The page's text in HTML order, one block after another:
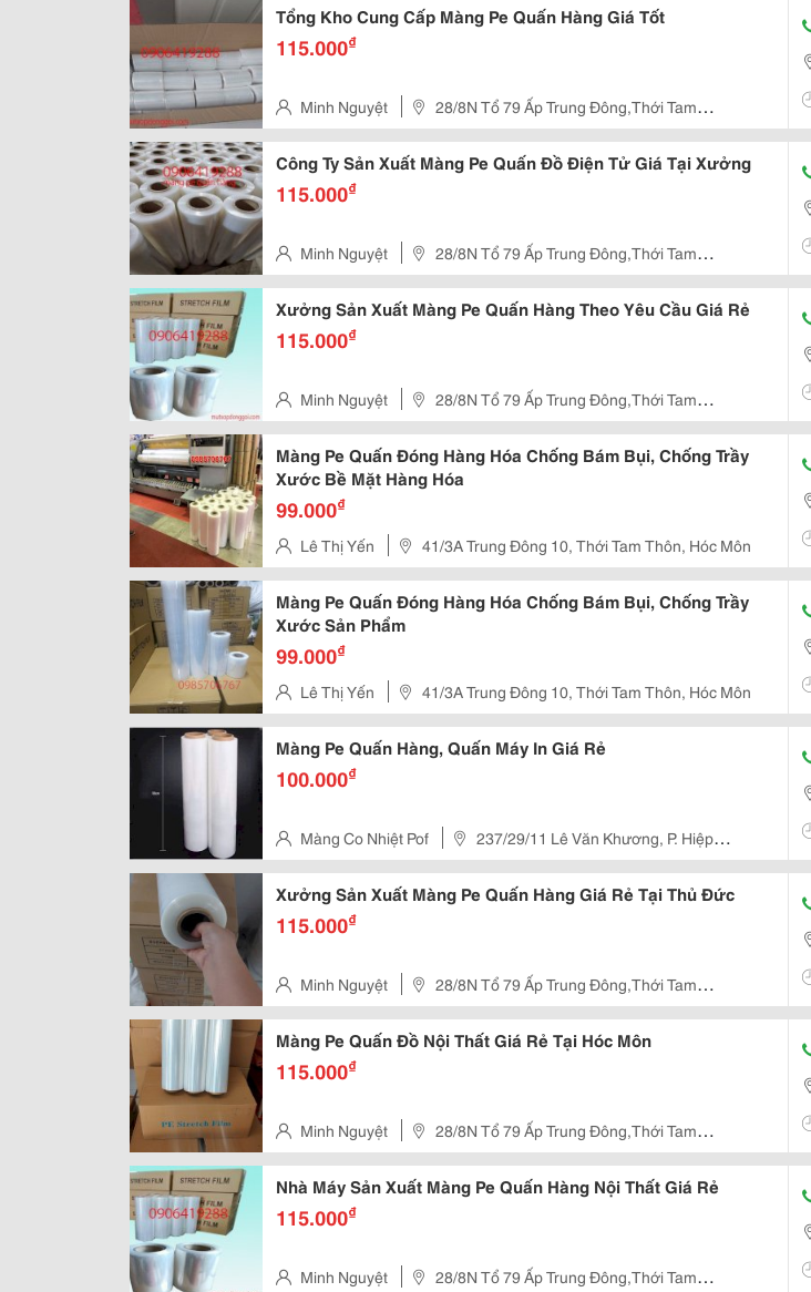
Tổng Kho Cung Cấp Màng Pe Quấn Hàng Giá Tốt
115.000₫
Minh Nguyệt
28/8N Tổ 79 Ấp Trung Đông,Thới Tam
Thôn,Hóc Môn, Tphcm
Công Ty Sản Xuất Màng Pe Quấn Đồ Điện Tử Giá Tại Xưởng
115.000₫
Minh Nguyệt
28/8N Tổ 79 Ấp Trung Đông,Thới Tam
Thôn,Hóc Môn, Tphcm
Xưởng Sản Xuất Màng Pe Quấn Hàng Theo Yêu Cầu Giá Rẻ
115.000₫
Minh Nguyệt
28/8N Tổ 79 Ấp Trung Đông,Thới Tam
Thôn,Hóc Môn, Tphcm
Màng Pe Quấn Đóng Hàng Hóa Chống Bám Bụi, Chống Trầy
Xước Bề Mặt Hàng Hóa
99.000₫
Lê Thị Yến 41/3A Trung Đông 10, Thới Tam Thôn, Hóc Môn
Màng Pe Quấn Đóng Hàng Hóa Chống Bám Bụi, Chống Trầy
Xước Sản Phẩm
99.000₫
Lê Thị Yến 41/3A Trung Đông 10, Thới Tam Thôn, Hóc Môn
Màng Pe Quấn Hàng, Quấn Máy In Giá Rẻ
100.000₫
Màng Co Nhiệt Pof
237/29/11 Lê Văn Khương, P. Hiệp
Thành, Quận 12
Xưởng Sản Xuất Màng Pe Quấn Hàng Giá Rẻ Tại Thủ Đức
115.000₫
Minh Nguyệt
28/8N Tổ 79 Ấp Trung Đông,Thới Tam
Thôn,Hóc Môn, Tphcm
Màng Pe Quấn Đồ Nội Thất Giá Rẻ Tại Hóc Môn
115.000₫
Minh Nguyệt
28/8N Tổ 79 Ấp Trung Đông,Thới Tam
Thôn,Hóc Môn, Tphcm
Nhà Máy Sản Xuất Màng Pe Quấn Hàng Nội Thất Giá Rẻ
115.000₫
Minh Nguyệt
28/8N Tổ 79 Ấp Trung Đông,Thới Tam